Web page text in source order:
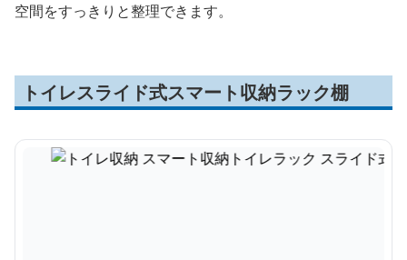
空間をすっきりと整理できます。
トイレスライド式スマート収納ラック棚